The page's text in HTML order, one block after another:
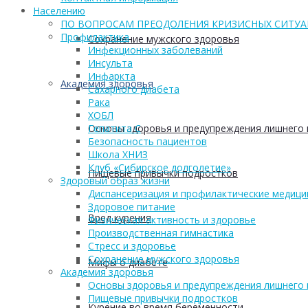
Сохранение мужского здоровья
Академия здоровья
Основы здоровья и предупреждения лишнего
Пищевые привычки подростков
Вред курения
Мифы о диабете
Населению
ПО ВОПРОСАМ ПРЕОДОЛЕНИЯ КРИЗИСНЫХ
Профилактика
Инфекционных заболеваний
Инсульта
Инфаркта
Сахарного диабета
Рака
ХОБЛ
Гепатита С
Безопасность пациентов
Школа ХНИЗ
Клуб «Сибирское долголетие»
Здоровый образ жизни
Диспансеризация и профилактические
Здоровое питание
Физическая активность и здоровье
Производственная гимнастика
Стресс и здоровье
Сохранение мужского здоровья
Академия здоровья
Основы здоровья и предупреждения лишнего
Пищевые привычки подростков